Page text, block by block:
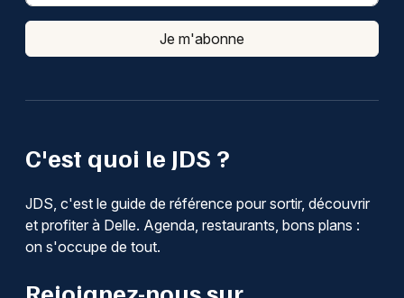
C'est quoi le JDS ?
JDS, c'est le guide de référence pour sortir, découvrir
et profiter à Delle. Agenda, restaurants, bons plans :
on s'occupe de tout.
Je m'abonne